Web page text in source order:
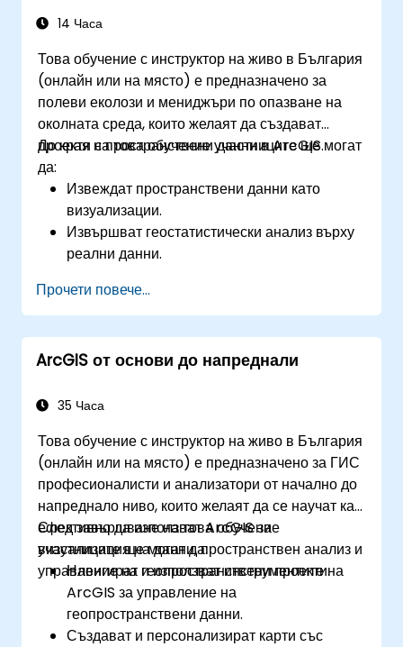
14 Часа
Това обучение с инструктор на живо в България
(онлайн или на място) е предназначено за
полеви еколози и мениджъри по опазване на
околната среда, които желаят да създават
проекти с пространствени данни в ArcGIS.
До края на това обучение участниците ще могат
да:
Извеждат пространствени данни като
визуализации.
Извършват геостатистически анализ върху
реални данни.
обработка на данни и картографиране с
ArcGIS.
Анализират пространствени данни за
проекти в ArcGIS.
Прочети повече...
ArcGIS от основи до напреднали
35 Часа
Това обучение с инструктор на живо в България
(онлайн или на място) е предназначено за ГИС
професионалисти и анализатори от начално до
напреднало ниво, които желаят да се научат как
ефективно да използват ArcGIS за
визуализация на данни, пространствен анализ и
управление на геопространствени проекти.
След завършване на това обучение
участниците ще могат да:
Навигират и използват инструментите на
ArcGIS за управление на
геопространствени данни.
Създават и персонализират карти със